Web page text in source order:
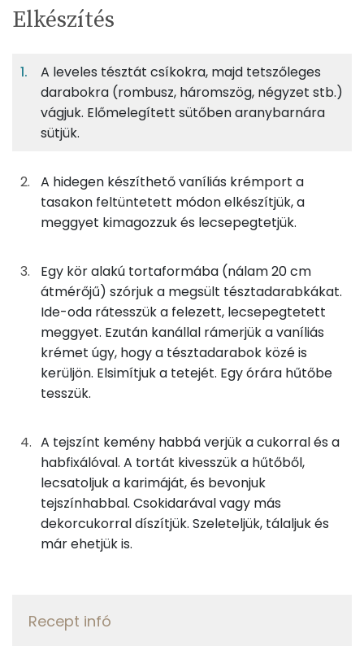
Egy
adagban
7%
Fehérje
37%
Szénhidrát
25%
69g
11gvaníliás pudingpor
43 kcal
125gtej
70 kcal
50ghabtejszín
146 kcal
0gcukor
0 kcal
2ghabfixáló
7 kcal
Összesen 546 kcal
TÁPANYAGTARTALOM
Egy
adagban
4
adagban
100
grammban
7%
TOP ásványi anyagok
Nátrium
Foszfor
Magnézium
Szelén
TOP vitaminok
C vitamin:
E vitamin:
A vitamin (RAE):
Fehérje
Elkészítés
A leveles tésztát csíkokra, majd tetszőleges
darabokra (rombusz, háromszög, négyzet stb.)
vágjuk. Előmelegített sütőben aranybarnára
sütjük.
A hidegen készíthető vaníliás krémport a
tasakon feltüntetett módon elkészítjük, a
meggyet kimagozzuk és lecsepegtetjük.
Egy kör alakú tortaformába (nálam 20 cm
átmérőjű) szórjuk a megsült tésztadarabkákat.
Ide-oda rátesszük a felezett, lecsepegtetett
meggyet. Ezután kanállal rámerjük a vaníliás
krémet úgy, hogy a tésztadarabok közé is
kerüljön. Elsimítjuk a tetejét. Egy órára hűtőbe
tesszük.
A tejszínt kemény habbá verjük a cukorral és a
habfixálóval. A tortát kivesszük a hűtőből,
lecsatoljuk a karimáját, és bevonjuk
tejszínhabbal. Csokidarával vagy más
dekorcukorral díszítjük. Szeleteljük, tálaljuk és
már ehetjük is.
Recept infó